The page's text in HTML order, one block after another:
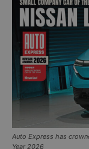
Auto Express has
Year 2026